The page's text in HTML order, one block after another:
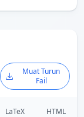
Muat Turun
Fail
LaTeX HTML